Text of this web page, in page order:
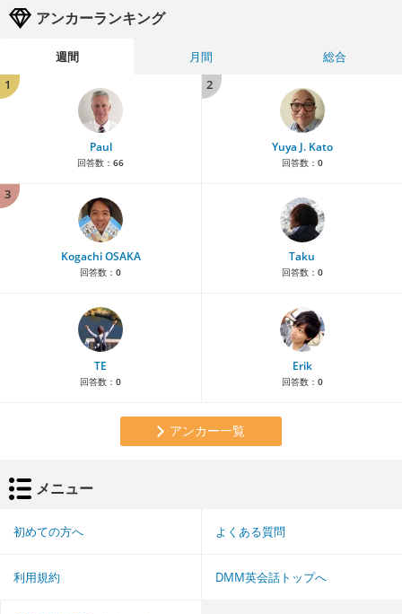
アンカーランキング
週間 月間
総合
1
Paul
回答数： 66
2
Yuya J. Kato
回答数： 0
3
Kogachi OSAKA
回答数： 0
Taku
回答数： 0
TE
回答数： 0
Erik
回答数： 0
アンカー一覧
メニュー
初めての方へ よくある質問
利用規約 DMM英会話トップへ